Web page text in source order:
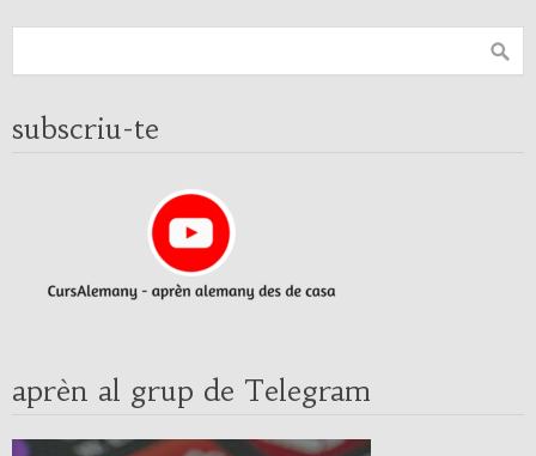
subscriu-te
aprèn al grup de Telegram